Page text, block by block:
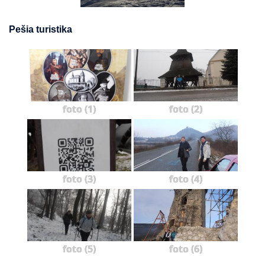
Pešia turistika
foto (1) foto (2)
foto (3) foto (4)
foto (5) foto (6)